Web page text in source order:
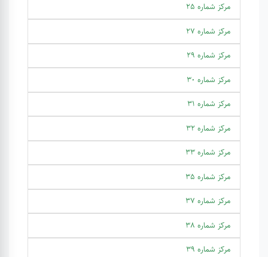
مرکز شماره 25
مرکز شماره 27
مرکز شماره 29
مرکز شماره 30
مرکز شماره 31
مرکز شماره 32
مرکز شماره 33
مرکز شماره 35
مرکز شماره 37
مرکز شماره 38
مرکز شماره 39